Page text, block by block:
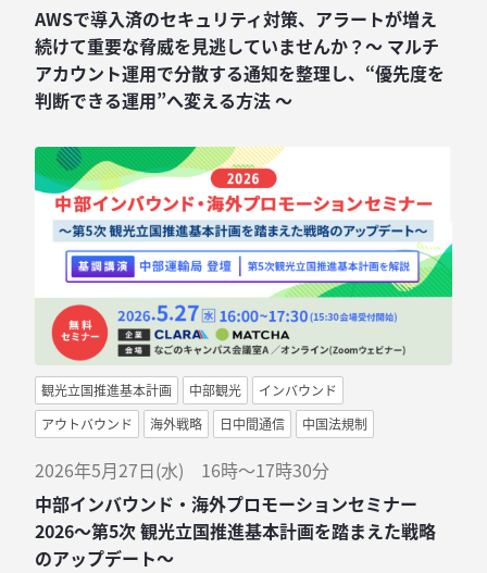
AWSで導入済のセキュリティ対策、アラートが増え
続けて重要な脅威を見逃していませんか？～ マルチ
アカウント運用で分散する通知を整理し、“優先度を
判断できる運用”へ変える方法 ～
観光立国推進基本計画 中部観光
インバウンド
アウトバウンド
海外戦略 日中間通信 中国法規制
2026年5月27日(水) 16時～17時30分
中部インバウンド・海外プロモーションセミナー
2026〜第5次 観光立国推進基本計画を踏まえた戦略
のアップデート〜